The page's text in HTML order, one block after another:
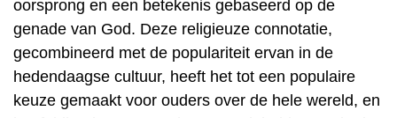
oorsprong en een betekenis gebaseerd op de
genade van God. Deze religieuze connotatie,
gecombineerd met de populariteit ervan in de
hedendaagse cultuur, heeft het tot een populaire
keuze gemaakt voor ouders over de hele wereld, en